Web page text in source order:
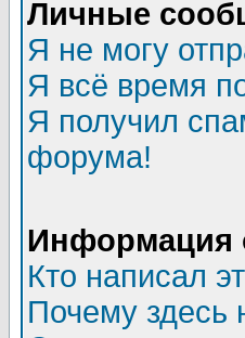
Личные
Я не могу
Я всё время
Я получил
форума!
Информация
Кто написал
Почему здесь